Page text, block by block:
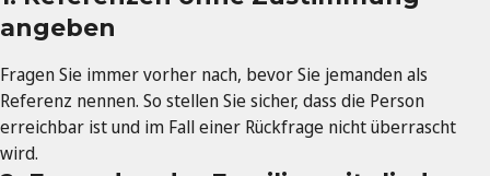
angeben
Fragen Sie immer vorher nach, bevor Sie jemanden als
Referenz nennen. So stellen Sie sicher, dass die Person
erreichbar ist und im Fall einer Rückfrage nicht überrascht
wird.